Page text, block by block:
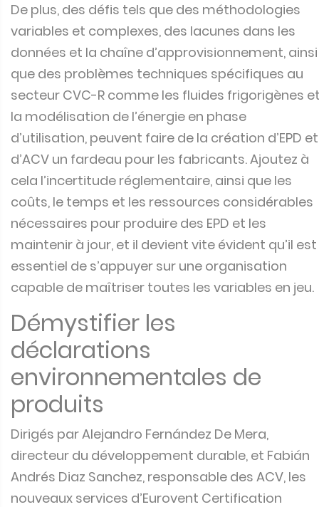
De plus, des défis tels que des méthodologies
variables et complexes, des lacunes dans les
données et la chaîne d’approvisionnement, ainsi
que des problèmes techniques spécifiques au
secteur CVC-R comme les fluides frigorigènes
la modélisation de l’énergie en phase
d’utilisation, peuvent faire de la création d’EPD et
d’ACV un fardeau pour les fabricants. Ajoutez à
cela l’incertitude réglementaire, ainsi que les
coûts, le temps et les ressources considérables
nécessaires pour produire des EPD et les
maintenir à jour, et il devient vite évident qu’il est
essentiel de s’appuyer sur une organisation
capable de maîtriser toutes les variables en jeu.
Démystifier les
déclarations
environnementales de
produits
Dirigés par Alejandro Fernández De Mera,
directeur du développement durable, et Fabián
Andrés Diaz Sanchez, responsable des ACV, les
nouveaux services d’Eurovent Certification